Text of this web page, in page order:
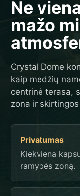
Ne
mažo
Crystal Dome
kaip medžių
centrinė terasa,
zona ir
Privatumas
Kiekviena
ramybės zoną.